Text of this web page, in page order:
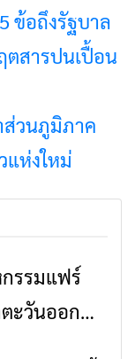
ข้อถึงรัฐบาล
ตสารปนเปื้อน
ส่วนภูมิภาค
แห่งใหม่
ข่าวเชียงราย
รรมแฟร์
ะวันออก